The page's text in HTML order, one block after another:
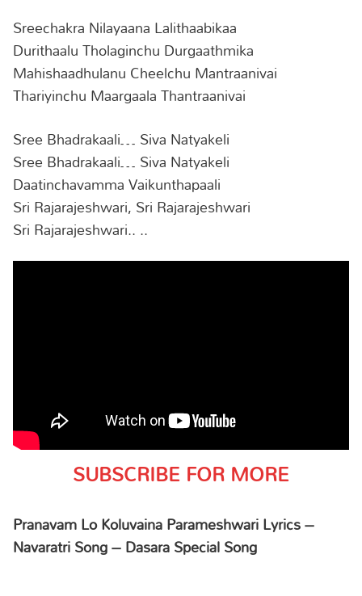
Sreechakra Nilayaana Lalithaabikaa
Durithaalu Tholaginchu Durgaathmika
Mahishaadhulanu Cheelchu Mantraanivai
Thariyinchu Maargaala Thantraanivai
Sree Bhadrakaali… Siva Natyakeli
Sree Bhadrakaali… Siva Natyakeli
Daatinchavamma Vaikunthapaali
Sri Rajarajeshwari, Sri Rajarajeshwari
Sri Rajarajeshwari.. ..
SUBSCRIBE FOR MORE
Pranavam Lo Koluvaina Parameshwari Lyrics –
Navaratri Song – Dasara Special Song